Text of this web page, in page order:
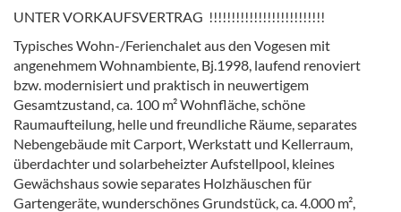
UNTER VORKAUFSVERTRAG !!!!!!!!!!!!!!!!!!!!!!!!!!
Typisches Wohn-/Ferienchalet aus den Vogesen mit
angenehmem Wohnambiente, Bj.1998, laufend renoviert
bzw. modernisiert und praktisch in neuwertigem
Gesamtzustand, ca. 100 m² Wohnfläche, schöne
Raumaufteilung, helle und freundliche Räume, separates
Nebengebäude mit Carport, Werkstatt und Kellerraum,
überdachter und solarbeheizter Aufstellpool, kleines
Gewächshaus sowie separates Holzhäuschen für
Gartengeräte, wunderschönes Grundstück, ca. 4.000 m²,